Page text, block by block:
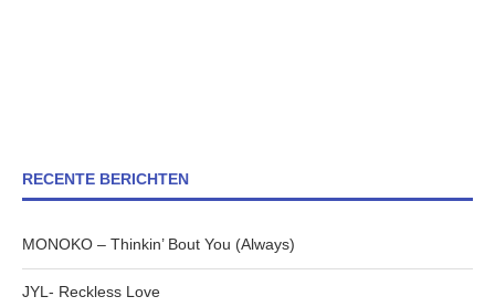
RECENTE BERICHTEN
MONOKO – Thinkin’ Bout You (Always)
JYL- Reckless Love